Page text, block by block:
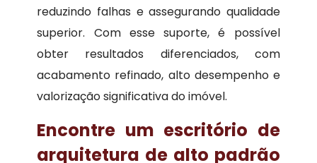
reduzindo falhas e assegurando qualidade
superior. Com esse suporte, é possível
obter resultados diferenciados, com
acabamento refinado, alto desempenho e
valorização significativa do imóvel.
Encontre um escritório de
arquitetura de alto padrão